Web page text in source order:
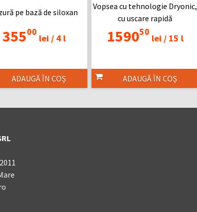
pe bază de siloxan
35500
lei /4 l
ADAUGĂ ÎN COȘ
Vopsea cu tehnologie Dryonic,
cu uscare rapidă
159050
lei /15 l
ADAUGĂ ÎN COȘ